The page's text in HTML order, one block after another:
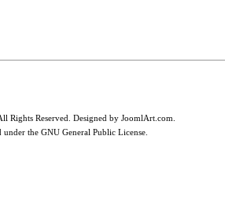
Rights Reserved. Designed by JoomlArt.com
under the GNU General Public License.